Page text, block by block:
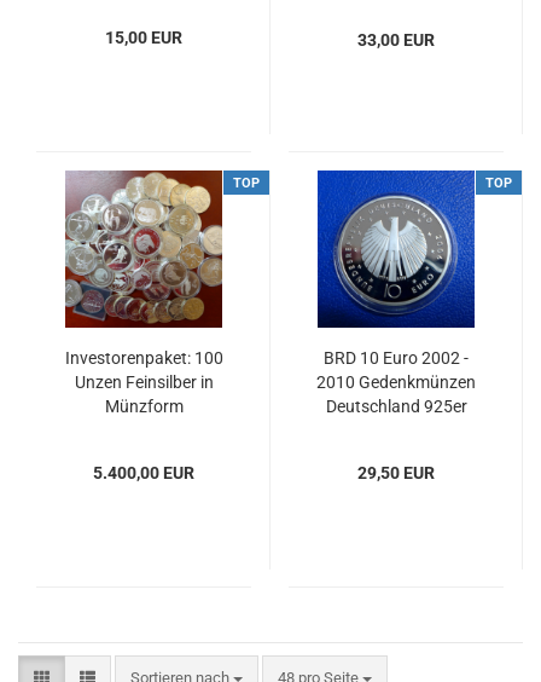
15,00 EUR 33,00 EUR
TOP
Investorenpaket: 100
Unzen Feinsilber in
Münzform
5.400,00 EUR
TOP
BRD 10 Euro 2002 -
2010 Gedenkmünzen
Deutschland 925er
29,50 EUR
Sortieren nach 48 pro Seite